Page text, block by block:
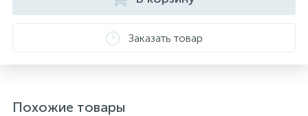
особенностей цветопередачи экрана
Заказать товар
Похожие товары